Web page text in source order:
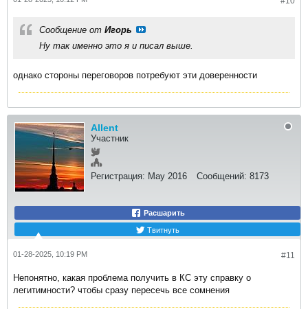
Сообщение от Игорь
Ну так именно это я и писал выше.
однако стороны переговоров потребуют эти доверенности
Allent
Участник
Регистрация: May 2016 Сообщений: 8173
Расшарить
Твитнуть
#11
01-28-2025, 10:19 PM
Непонятно, какая проблема получить в КС эту справку о
легитимности? чтобы сразу пересечь все сомнения